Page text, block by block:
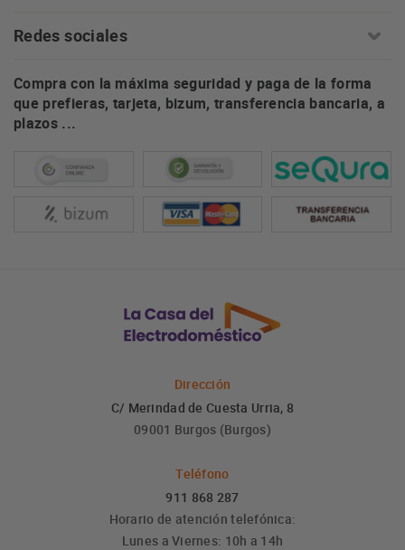
Redes sociales
Compra con la máxima seguridad y paga de la forma
que prefieras, tarjeta, bizum, transferencia bancaria, a
plazos ...
Dirección
C/ Merindad de Cuesta Urria, 8
09001 Burgos (Burgos)
Teléfono
911 868 287
Horario de atención telefónica:
Lunes a Viernes: 10h a 14h